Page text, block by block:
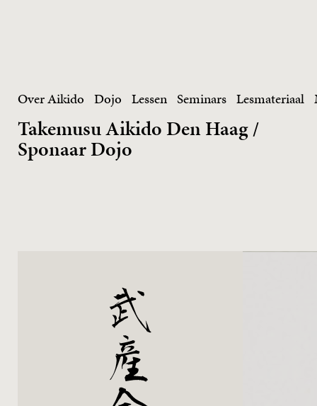
Over Aikido Dojo Lessen Seminars Lesmateriaal
Takemusu Aikido Den Haag /
Sponaar Dojo